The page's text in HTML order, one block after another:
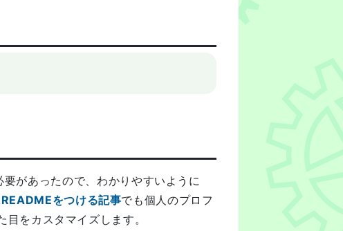
があったので、わかりやすいように
をつける記事でも個人のプロフ
をカスタマイズします。